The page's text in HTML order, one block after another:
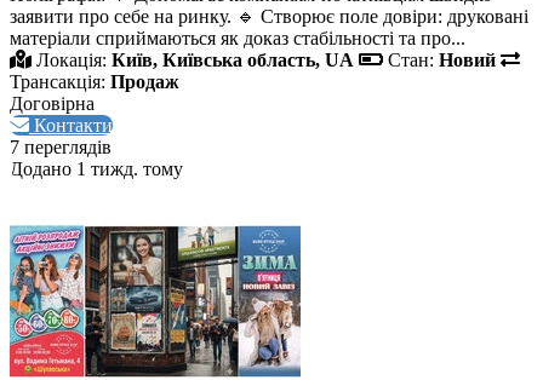
заявити про себе на ринку. 🔹 Створює поле довіри: друковані
матеріали сприймаються як доказ стабільності та про...
Локація: Київ, Київська область, UA Стан: Новий
Трансакція: Продаж
Договірна
Контакти
7 переглядів
Додано 1 тижд. тому